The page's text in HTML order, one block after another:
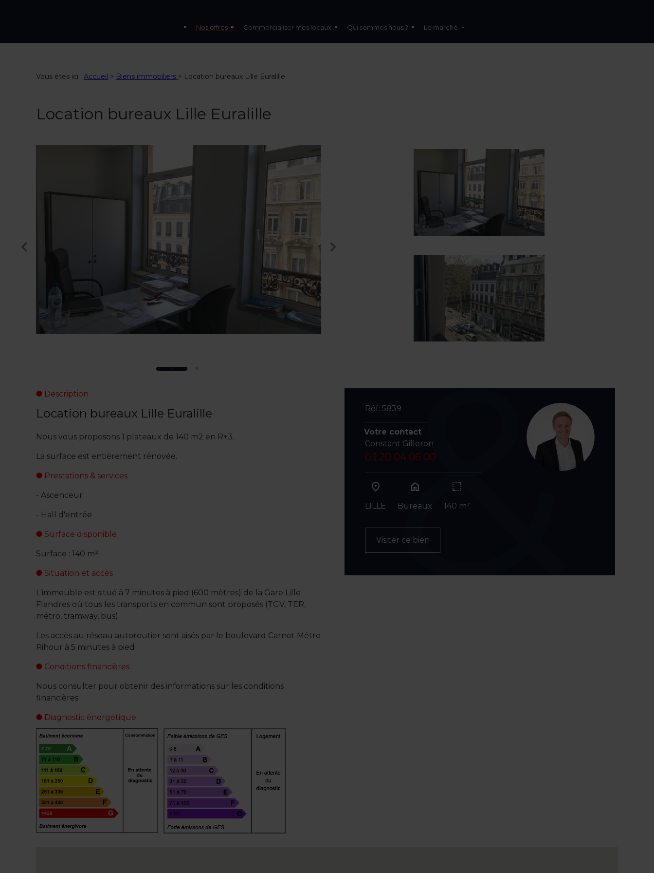
Nos offres Commercialiser mes locaux Qui sommes nous ? Le marché
Vous êtes ici :Accueil > Biens immobiliers > Location bureaux Lille Euralille
Location bureaux Lille Euralille
Description
Location bureaux Lille Euralille
Nous vous proposons 1 plateaux de 140 m2 en R+3.
La surface est entièrement rénovée.
Prestations & services
- Ascenceur
- Hall d'entrée
Surface disponible
Surface : 140 m²
Situation et accès
L'immeuble est situé à 7 minutes à pied (600 mètres) de la Gare Lille
Flandres où tous les transports en commun sont proposés (TGV, TER,
métro, tramway, bus)
Les accès au réseau autoroutier sont aisés par le boulevard Carnot Métro
Rihour à 5 minutes à pied
Conditions financières
Nous consulter pour obtenir des informations sur les conditions
financières
Diagnostic énergétique
Réf: 5839
Votre contact
Constant Gilleron
03 20 04 06 00
LILLE
home
Bureaux 140 m²
Visiter ce bien